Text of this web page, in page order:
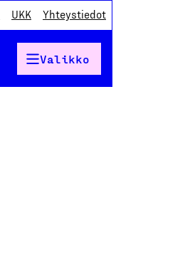
UKK Yhteystiedot
Valikko